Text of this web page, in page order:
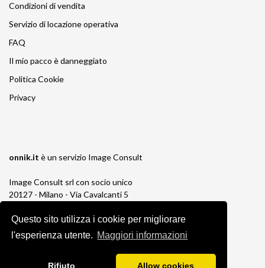
Questo sito utilizza i cookie per migliorare
l'esperienza utente. Maggiori informazioni
Rifiuto Allow cookies
Condizioni di vendita
Servizio di locazione operativa
FAQ
Il mio pacco è danneggiato
Politica Cookie
Privacy
onnik.it è un servizio Image Consult
Image Consult srl con socio unico
20127 - Milano - Via Cavalcanti 5
P.IVA e C.F. 03383650961
REA 1673647 CCIAA Milano Monza Brianza
Registro Pile IT13030P00003110